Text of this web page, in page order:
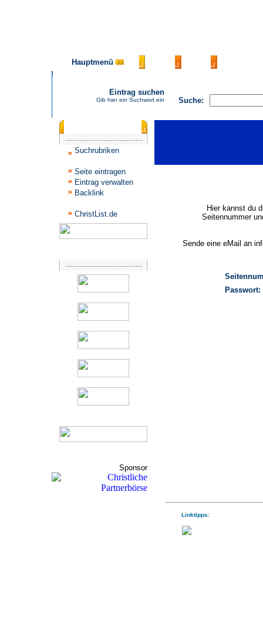
Hauptmenü
Suche:
Eintrag suchen
Gib hier ein Suchwort ein
Suchrubriken
Seite eintragen
Eintrag verwalten
Backlink
ChristList.de
Sponsor
Hier kannst du
Seitennummer
Sende eine eMail an
Passwort:
Linktipps: